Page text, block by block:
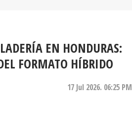
EN HONDURAS:
FORMATO HÍBRIDO
17 Jul 2026. 06:25 PM